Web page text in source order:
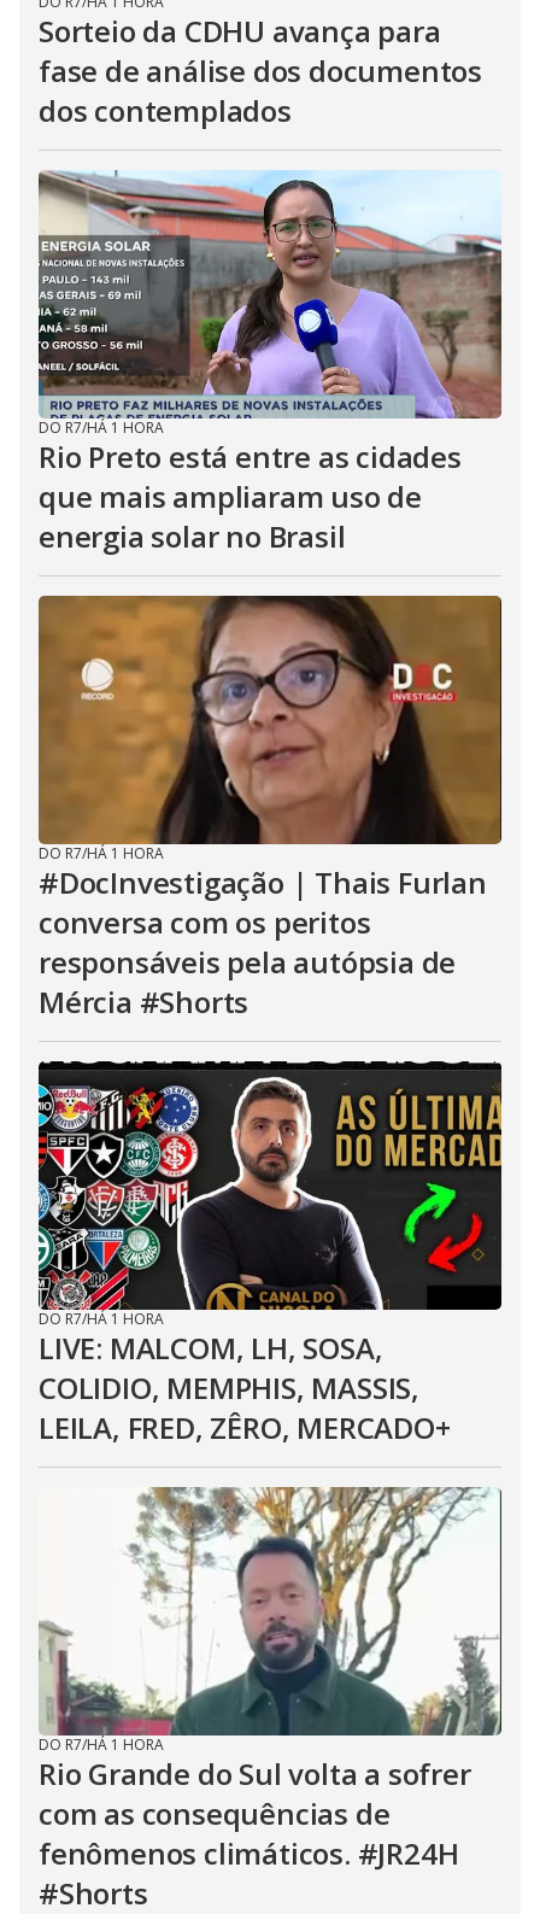
Sorteio da CDHU avança para
fase de análise dos documentos
dos contemplados
DO R7/HÁ 1 HORA
Rio Preto está entre as cidades
que mais ampliaram uso de
energia solar no Brasil
DO R7/HÁ 1 HORA
#DocInvestigação | Thais Furlan
conversa com os peritos
responsáveis pela autópsia de
Mércia #Shorts
DO R7/HÁ 1 HORA
LIVE: MALCOM, LH, SOSA,
COLIDIO, MEMPHIS, MASSIS,
LEILA, FRED, ZÊRO, MERCADO+
DO R7/HÁ 1 HORA
Rio Grande do Sul volta a sofrer
com as consequências de
fenômenos climáticos. #JR24H
#Shorts